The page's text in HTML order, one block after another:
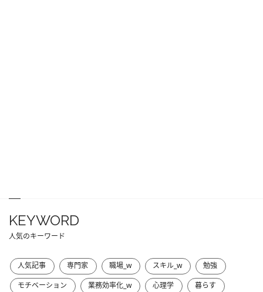
KEYWORD
人気のキーワード
人気記事 専門家 職場_w スキル_w
勉強
モチベーション
業務効率化_w 心理学 暮らす